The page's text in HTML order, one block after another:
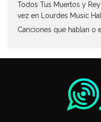
Todos Tus Muertos y
vez en Lourdes Music
Canciones que hablan o